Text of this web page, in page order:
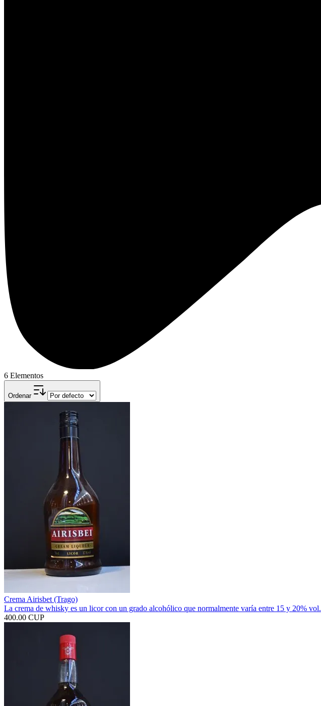
6 Elementos
Ordenar
Crema Airisbet (Trago)
La crema de whisky es un licor con un grado alcohólico que normalmente varía entre 15 y 20% vol.
400.00 CUP